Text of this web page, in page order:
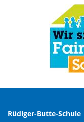
Rüdiger-Butte-Schule